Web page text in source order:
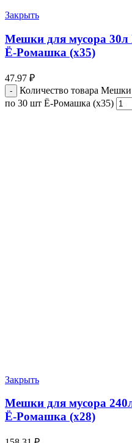
Закрыть
Мешки для мусора
Ё-Ромашка (х35)
47.97 ₽
Количество товара
по 30 шт Ё-Ромашка (х35)
Закрыть
Мешки для мусора
Ё-Ромашка (х28)